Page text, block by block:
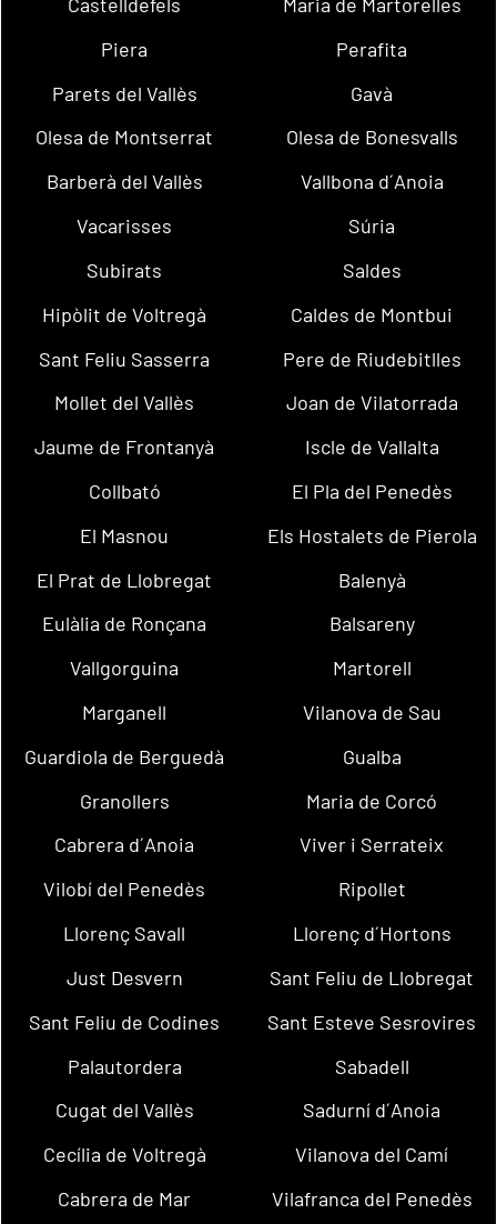
Piera
Perafita
Parets del Vallès
Gavà
Olesa de Montserrat
Olesa de Bonesvalls
Barberà del Vallès
Vallbona d´Anoia
Vacarisses
Súria
Subirats
Saldes
Hipòlit de Voltregà
Caldes de Montbui
Sant Feliu Sasserra
Pere de Riudebitlles
Mollet del Vallès
Joan de Vilatorrada
Jaume de Frontanyà
Iscle de Vallalta
Collbató
El Pla del Penedès
El Masnou
Els Hostalets de Pierola
El Prat de Llobregat
Balenyà
Eulàlia de Ronçana
Balsareny
Vallgorguina
Martorell
Marganell
Vilanova de Sau
Guardiola de Berguedà
Gualba
Granollers
Maria de Corcó
Cabrera d´Anoia
Viver i Serrateix
Vilobí del Penedès
Ripollet
Llorenç Savall
Llorenç d´Hortons
Just Desvern
Sant Feliu de Llobregat
Sant Feliu de Codines
Sant Esteve Sesrovires
Palautordera
Sabadell
Cugat del Vallès
Sadurní d´Anoia
Cecília de Voltregà
Vilanova del Camí
Cabrera de Mar
Vilafranca del Penedès